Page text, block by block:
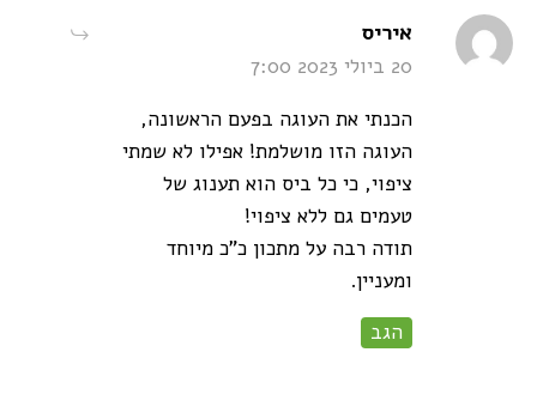
איריסsays:
20 ביולי 2023 7:00
הכנתי את העוגה בפעם הראשונה,
העוגה הזו מושלמת! אפילו לא שמתי
ציפוי, כי כל ביס הוא תענוג של
טעמים גם ללא ציפוי!
תודה רבה על מתכון כ"כ מיוחד
ומעניין.
הגב